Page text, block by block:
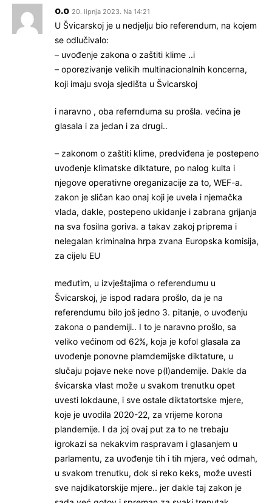
o.o 20. lipnja 2023. Na 14:21
U Švicarskoj je u nedjelju bio referendum, na kojem
se odlučivalo:
– uvođenje zakona o zaštiti klime ..i
– oporezivanje velikih multinacionalnih koncerna,
koji imaju svoja sjedišta u Švicarskoj
i naravno , oba refernduma su prošla. većina je
glasala i za jedan i za drugi..
– zakonom o zaštiti klime, predviđena je postepeno
uvođenje klimatske diktature, po nalog kulta i
njegove operativne oreganizacije za to, WEF-a.
zakon je sličan kao onaj koji je uvela i njemačka
vlada, dakle, postepeno ukidanje i zabrana grijanja
na sva fosilna goriva. a takav zakoj priprema i
nelegalan kriminalna hrpa zvana Europska komisija,
za cijelu EU
međutim, u izvještajima o referendumu u
Švicarskoj, je ispod radara prošlo, da je na
referendumu bilo još jedno 3. pitanje, o uvođenju
zakona o pandemiji.. I to je naravno prošlo, sa
veliko većinom od 62%, koja je kofol glasala za
uvođenje ponovne plamdemijske diktature, u
slučaju pojave neke nove p(l)andemije. Dakle da
švicarska vlast može u svakom trenutku opet
uvesti lokdaune, i sve ostale diktatortske mjere,
koje je uvodila 2020-22, za vrijeme korona
plandemije. I da joj ovaj put za to ne trebaju
igrokazi sa nekakvim raspravam i glasanjem u
parlamentu, za uvođenje tih i tih mjera, već odmah,
u svakom trenutku, dok si reko keks, može uvesti
sve najdikatorskije mjere.. jer dakle taj zakon je